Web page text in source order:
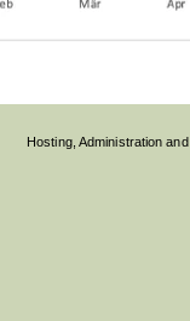
Hosting, Administration